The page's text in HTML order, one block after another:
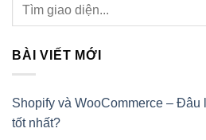
BÀI VIẾT MỚI
Shopify và WooCommerce – Đâu
tốt nhất?